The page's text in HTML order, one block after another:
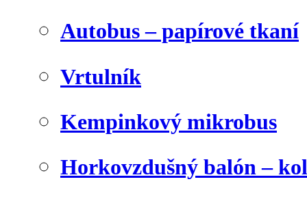
Autobus – papírové tkaní
Vrtulník
Kempinkový mikrobus
Horkovzdušný balón –